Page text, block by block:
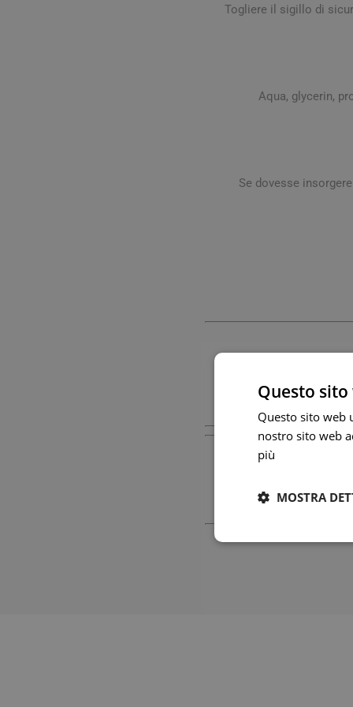
Vie
Togliere il sigillo di
Aqua, glycerin,
Se dovesse
Sede Legale:
Sede Legale:
Questo
Questo sito web
nostro sito web
più
MOSTRA